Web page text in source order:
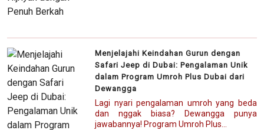
Menjelajahi Keindahan Gurun dengan
Safari Jeep di Dubai: Pengalaman Unik
dalam Program Umroh Plus Dubai dari
Dewangga
Lagi nyari pengalaman umroh yang beda
dan nggak biasa? Dewangga punya
jawabannya! Program Umroh Plus...